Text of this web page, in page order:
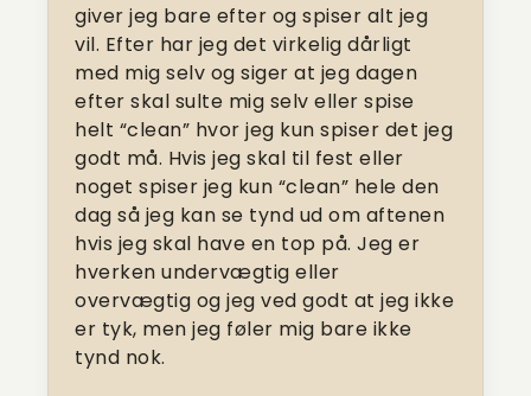
giver jeg bare efter og spiser alt jeg
vil. Efter har jeg det virkelig dårligt
med mig selv og siger at jeg dagen
efter skal sulte mig selv eller spise
helt “clean” hvor jeg kun spiser det jeg
godt må. Hvis jeg skal til fest eller
noget spiser jeg kun “clean” hele den
dag så jeg kan se tynd ud om aftenen
hvis jeg skal have en top på. Jeg er
hverken undervægtig eller
overvægtig og jeg ved godt at jeg ikke
er tyk, men jeg føler mig bare ikke
tynd nok.